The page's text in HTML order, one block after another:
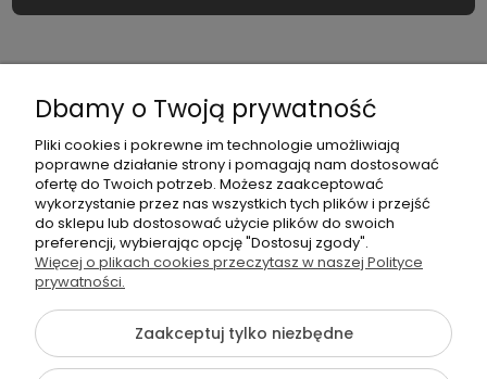
konto
Płatności
i
dostawa
Informacje
+48
141
363
do
Dbamy o Twoją prywatność
Pliki cookies i pokrewne im technologie umożliwiają
poprawne działanie strony i pomagają nam dostosować
ofertę do Twoich potrzeb. Możesz zaakceptować
wykorzystanie przez nas wszystkich tych plików i przejść
do sklepu lub dostosować użycie plików do swoich
preferencji, wybierając opcję "Dostosuj zgody".
Więcej o plikach cookies przeczytasz w naszej Polityce
prywatności.
Zaakceptuj tylko niezbędne